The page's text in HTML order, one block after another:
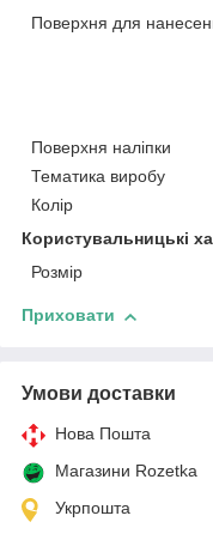
Поверхня для
Поверхня наліпки
Тематика виробу
Колір
Користувальницькі
Розмір
Приховати
Умови доставки
Нова Пошта
Магазини Rozetka
Укрпошта